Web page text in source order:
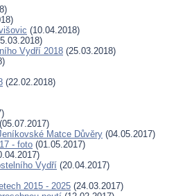
(10.04.2018)
Vydří 2018 (25.03.2018)
(22.02.2018)
(05.07.2017)
Matce Důvěry (04.05.2017)
- foto (01.05.2017)
Vydří (20.04.2017)
2015 - 2025 (24.03.2017)